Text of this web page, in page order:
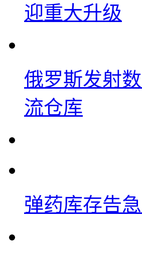
迎重大升级
俄罗斯发射
流仓库
弹药库存告